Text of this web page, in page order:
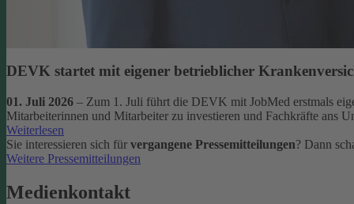
DEVK startet mit eigener betrieblicher
01. Juli 2026 – Zum 1. Juli führt die DEVK mit JobMed erstmals
Mitarbeiterinnen und Mitarbeiter zu investieren und Fachkräfte ans
Weiterlesen
Sie interessieren sich für vergangene Pressemitteilungen? Dann
Weitere Pressemitteilungen
Medienkontakt